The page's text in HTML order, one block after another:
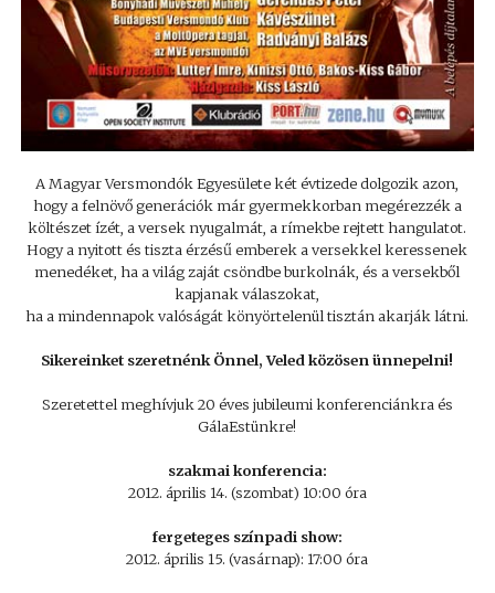
A Magyar Versmondók Egyesülete két évtizede dolgozik azon,
hogy a felnövő generációk már gyermekkorban megérezzék a
költészet ízét, a versek nyugalmát, a rímekbe rejtett hangulatot.
Hogy a nyitott és tiszta érzésű emberek a versekkel keressenek
menedéket, ha a világ zaját csöndbe burkolnák, és a versekből
kapjanak válaszokat,
ha a mindennapok valóságát könyörtelenül tisztán akarják látni.
Sikereinket szeretnénk Önnel, Veled közösen ünnepelni!
Szeretettel meghívjuk 20 éves jubileumi konferenciánkra és
GálaEstünkre!
szakmai konferencia:
2012. április 14. (szombat) 10:00 óra
fergeteges színpadi show:
2012. április 15. (vasárnap): 17:00 óra